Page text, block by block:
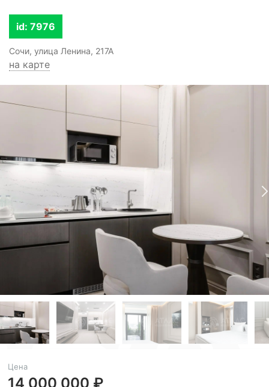
id: 7976
Сочи, улица Ленина, 217А
на карте
Цена
14 000 000 ₽